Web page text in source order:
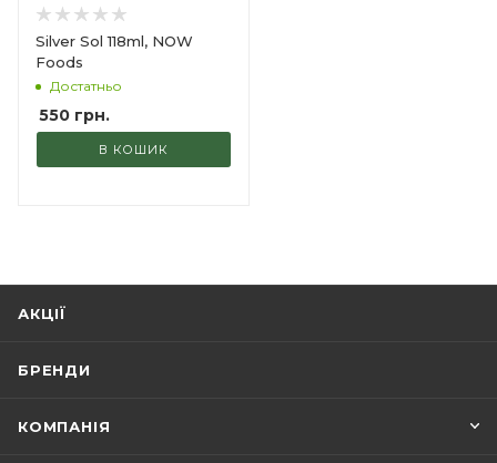
Silver Sol 118ml, NOW
Foods
Достатньо
550 грн.
В КОШИК
АКЦІЇ
БРЕНДИ
КОМПАНІЯ